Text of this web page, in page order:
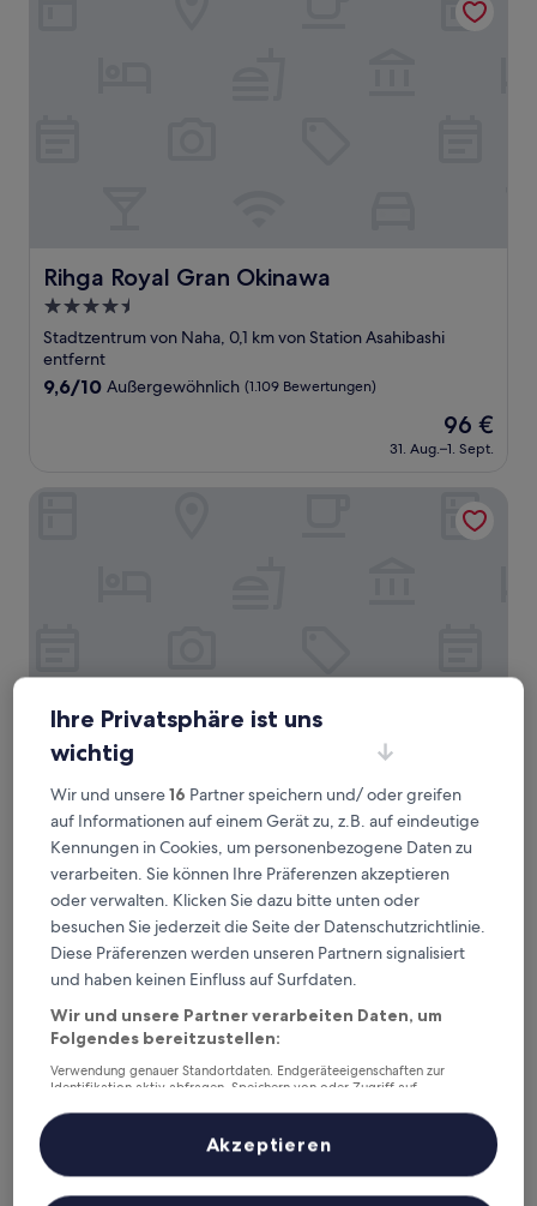
Rihga Royal Gran Okinawa
Rihga Royal Gran Okinawa
4.5-
Sterne-
Unterkunft
Stadtzentrum von Naha, 0,1 km von Station Asahibashi
entfernt
9.6
Bewertungen)
9,6/10 Außergewöhnlich (1.109 Bewertungen)
Der
Preis
beträgt
96 €
31. Aug.–1. Sept.
Okinawa Kariyushi Resort Exes Naha
Okinawa Kariyushi Resort Exes Naha
4.0-
Sterne-
Unterkunft
Izumizaki, 0,3 km von Station Asahibashi entfernt
9.6
von
Außergewöhnlich,
(236
Bewertungen)
9,6/10 Außergewöhnlich (236 Bewertungen)
Preis
beträgt
25. Aug.–26. Aug.
Tokyu Stay Okinawa Naha
Ihre Privatsphäre ist uns
wichtig
Wir und unsere16 Partner speichern und/ oder greifen
auf Informationen auf einem Gerät zu, z.B. auf eindeutige
Kennungen in Cookies, um personenbezogene Daten zu
verarbeiten. Sie können Ihre Präferenzen akzeptieren
oder verwalten. Klicken Sie dazu bitte unten oder
besuchen Sie jederzeit die Seite der Datenschutzrichtlinie.
Diese Präferenzen werden unseren Partnern signalisiert
und haben keinen Einfluss auf Surfdaten.
Wir und unsere Partner verarbeiten Daten, um
Folgendes bereitzustellen:
Verwendung genauer Standortdaten. Endgeräteeigenschaften zur
Identifikation aktiv abfragen. Speichern von oder Zugriff auf
Inhalte, Messung von Werbeleistung und der Performance von Inhalten,
Zielgruppenforschung sowie Entwicklung und Verbesserung von
Liste der Partner (Lieferanten)
Akzeptieren